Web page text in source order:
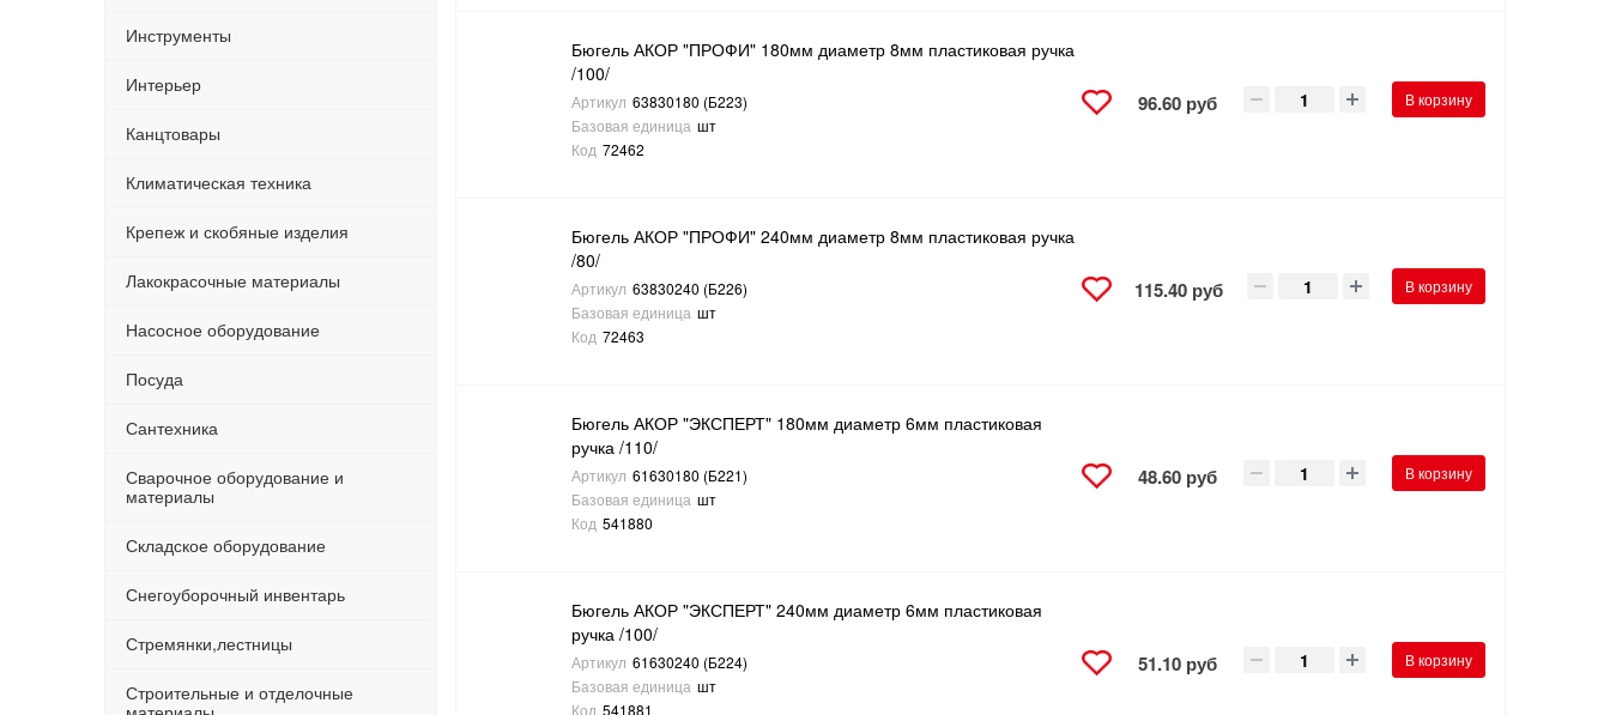
Инструменты
Интерьер
Канцтовары
Климатическая техника
Крепеж и скобяные изделия
Лакокрасочные материалы
Насосное оборудование
Посуда
Сантехника
Сварочное оборудование и
материалы
Складское оборудование
Снегоуборочный инвентарь
Стремянки,лестницы
Строительные и отделочные
Бюгель АКОР "ПРОФИ" 180мм диаметр 8мм пластиковая ручка
/100/
Артикул 63830180 (Б223)
Базовая единица шт
Код 72462
96.60 руб В корзину
Бюгель АКОР "ПРОФИ" 240мм диаметр 8мм пластиковая ручка
/80/
Артикул 63830240 (Б226)
Базовая единица шт
Код 72463
115.40 руб В корзину
Бюгель АКОР "ЭКСПЕРТ" 180мм диаметр 6мм пластиковая
ручка /110/
Артикул 61630180 (Б221)
Базовая единица шт
Код 541880
48.60 руб В корзину
Бюгель АКОР "ЭКСПЕРТ" 240мм диаметр 6мм пластиковая
ручка /100/
Артикул 61630240 (Б224)
Базовая единица шт
Код 541881
51.10 руб В корзину